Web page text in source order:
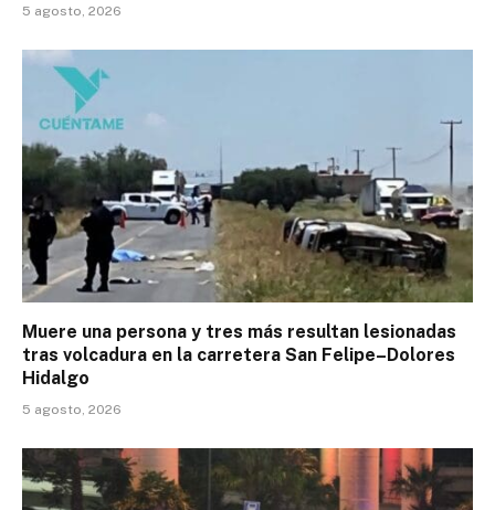
5 agosto, 2026
Muere una persona y tres más resultan lesionadas
tras volcadura en la carretera San Felipe–Dolores
Hidalgo
5 agosto, 2026